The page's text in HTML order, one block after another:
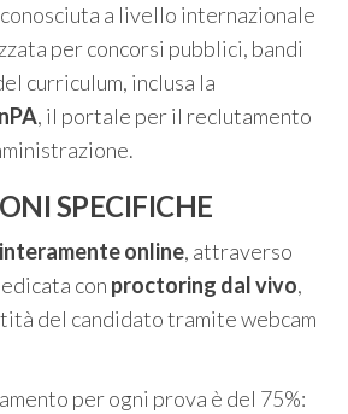
a livello internazionale
per concorsi pubblici, bandi
curriculum, inclusa la
, il portale per il reclutamento
SPECIFICHE
interamente online, attraverso
con proctoring dal vivo,
del candidato tramite webcam
per ogni prova è del 75%: